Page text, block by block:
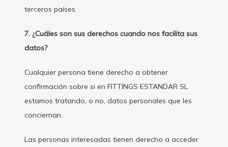
terceros países.
7. ¿Cuáles son sus derechos cuando nos facilita sus
datos?
Cualquier persona tiene derecho a obtener
confirmación sobre si en FITTINGS ESTANDAR SL
estamos tratando, o no, datos personales que les
conciernan.
Las personas interesadas tienen derecho a acceder